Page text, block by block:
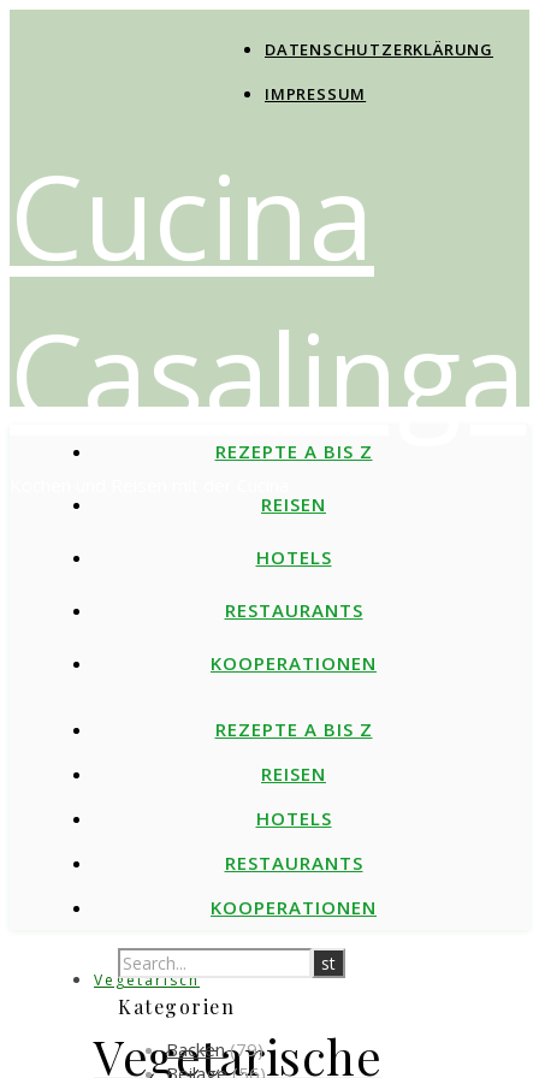
DATENSCHUTZERKLÄRUNG
IMPRESSUM
Cucina
Casalinga
REZEPTE A BIS Z
REISEN
HOTELS
RESTAURANTS
KOOPERATIONEN
REZEPTE A BIS Z
REISEN
HOTELS
RESTAURANTS
KOOPERATIONEN
Vegetarisch
Vegetarische
Kategorien
Backen(79)